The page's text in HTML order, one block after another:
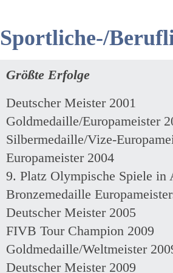
Sportliche-/
Größte Erfolge
Deutscher Meister 2001
Goldmedaille/Europameister
Silbermedaille/Vize-
Europameister 2004
9. Platz Olympische Spiele in
Bronzemedaille
Deutscher Meister 2005
FIVB Tour Champion 2009
Goldmedaille/Weltmeister
Deutscher Meister 2009